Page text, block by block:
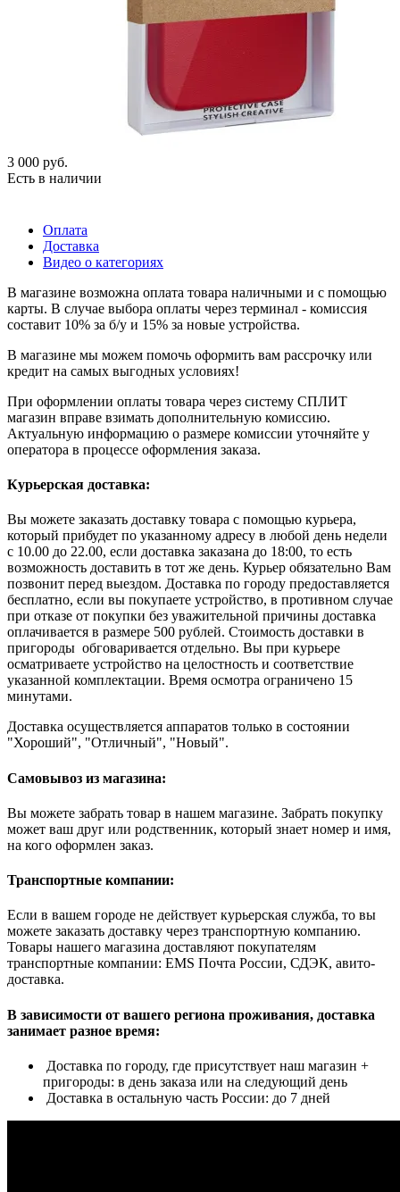
3 000 руб.
Есть в наличии
Оплата
Доставка
Видео о категориях
В магазине возможна оплата товара наличными и с помощью
карты. В случае выбора оплаты через терминал - комиссия
составит 10% за б/у и 15% за новые устройства.
В магазине мы можем помочь оформить вам рассрочку или
кредит на самых выгодных условиях!
При оформлении оплаты товара через систему СПЛИТ
магазин вправе взимать дополнительную комиссию.
Актуальную информацию о размере комиссии уточняйте у
оператора в процессе оформления заказа.
Курьерская доставка:
Вы можете заказать доставку товара с помощью курьера,
который прибудет по указанному адресу в любой день недели
с 10.00 до 22.00, если доставка заказана до 18:00, то есть
возможность доставить в тот же день. Курьер обязательно Вам
позвонит перед выездом. Доставка по городу предоставляется
бесплатно, если вы покупаете устройство, в противном случае
при отказе от покупки без уважительной причины доставка
оплачивается в размере 500 рублей. Стоимость доставки в
пригороды обговаривается отдельно. Вы при курьере
осматриваете устройство на целостность и соответствие
указанной комплектации. Время осмотра ограничено 15
минутами.
Доставка осуществляется аппаратов только в состоянии
"Хороший", "Отличный", "Новый".
Самовывоз из магазина:
Вы можете забрать товар в нашем магазине. Забрать покупку
может ваш друг или родственник, который знает номер и имя,
на кого оформлен заказ.
Транспортные компании:
Если в вашем городе не действует курьерская служба, то вы
можете заказать доставку через транспортную компанию.
Товары нашего магазина доставляют покупателям
транспортные компании: EMS Почта России, СДЭК, авито-
доставка.
В зависимости от вашего региона проживания, доставка
занимает разное время:
Доставка по городу, где присутствует наш магазин +
пригороды: в день заказа или на следующий день
Доставка в остальную часть России: до 7 дней